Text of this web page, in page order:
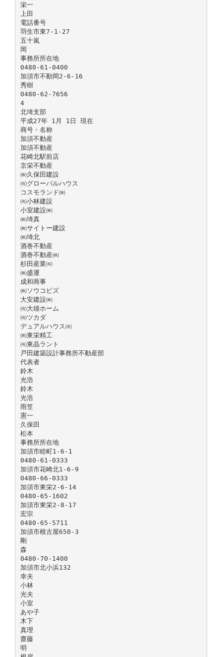
栄一
上田
電話番号
羽生市東7-1-27
五十嵐
岡
事務所所在地
0480-61-0400
加須市不動岡2-6-16
秀樹
0480-62-7656
4
北埼支部
平成27年 1月 1日 現在
商号・名称
加須不動産
加須不動産
花崎北駅前店
京栄不動産
㈱久保田建設
㈲グローバルハウス
コスモランド㈱
㈲小林建設
小室建設㈱
㈱埼真
㈱サイトー建設
㈱埼北
酒巻不動産
酒巻不動産㈱
杉田産業㈲
㈱盛運
成和商事
㈱ソウコビズ
大安建設㈱
㈲大雄ホーム
㈲ツカダ
デュアルハウス㈲
㈱東栄精工
㈲東晶ラント
戸田建築設計事務所不動産部
代表者
鈴木
光浩
鈴木
光浩
雨笠
憲一
久保田
松本
事務所所在地
加須市睦町1-6-1
0480-61-0333
加須市花崎北1-6-9
0480-66-0333
加須市東栄2-6-14
0480-65-1602
加須市東栄2-8-17
宏宗
0480-65-5711
加須市根古屋650-3
剛
森
0480-70-1400
加須市北小浜132
幸夫
小林
光夫
小室
あや子
木下
真理
齋藤
明